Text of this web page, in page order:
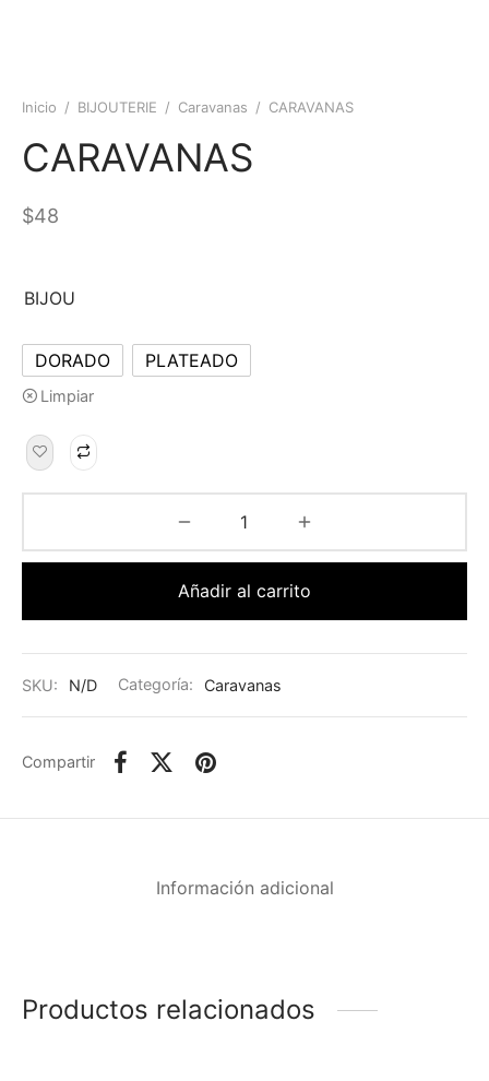
Inicio / BIJOUTERIE / Caravanas / CARAVANAS
CARAVANAS
$48
BIJOU
DORADO PLATEADO
Limpiar
Añadir al carrito
SKU: N/D Categoría: Caravanas
Compartir
Información adicional
Productos relacionados